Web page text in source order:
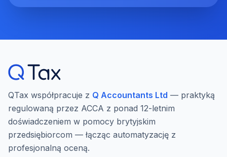
QTax współpracuje z Q Accountants Ltd — praktyką
regulowaną przez ACCA z ponad 12-letnim
doświadczeniem w pomocy brytyjskim
przedsiębiorcom — łącząc automatyzację z
profesjonalną oceną.